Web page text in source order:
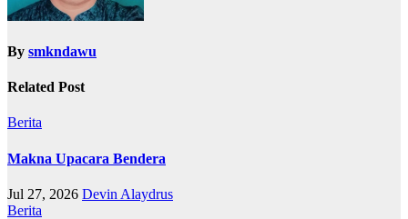
By smkndawu
Related Post
Berita
Makna Upacara Bendera
Jul 27, 2026 Devin Alaydrus
Berita